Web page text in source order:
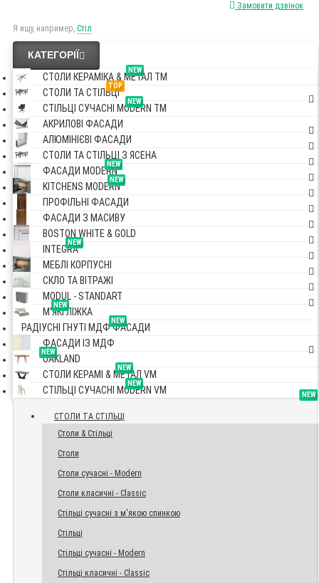
Замовити дзвінок
Я ищу, например, Стіл
КАТЕГОРІЇ
NEW
СТОЛИ КЕРАМІКА & МЕТАЛ TM
TOP
СТОЛИ ТА СТІЛЬЦІ
NEW
СТІЛЬЦІ СУЧАСНІ MODERN TM
АКРИЛОВІ ФАСАДИ
АЛЮМІНІЄВІ ФАСАДИ
СТОЛИ ТА СТІЛЬЦІ З ЯСЕНА
NEW
ФАСАДИ MODERN
NEW
KITCHENS MODERN
ПРОФІЛЬНІ ФАСАДИ
ФАСАДИ З МАСИВУ
BOSTON WHITE & GOLD
NEW
INTEGRA
МЕБЛІ КОРПУСНІ
СКЛО ТА ВІТРАЖІ
MODUL - STANDART
NEW
М'ЯКІ ЛІЖКА
NEW
РАДІУСНІ ГНУТІ МДФ ФАСАДИ
ФАСАДИ ІЗ МДФ
NEW
OAKLAND
NEW
СТОЛИ КЕРАМІ & МЕТАЛ VM
NEW
СТІЛЬЦІ СУЧАСНІ MODERN VM TOP
СТОЛИ ТА СТІЛЬЦІ
Столи & Стільці
Столи
Столи сучасні - Modern
Столи класичні - Classic
Стільці сучасні з м'якою спинкою
Стільці
Стільці сучасні - Modern
Стільці класичні - Classic
NEW
NEW
NEW